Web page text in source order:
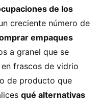
de los
creciente número de
empaques
a granel que se
frascos de vidrio
de producto que
qué alternativas